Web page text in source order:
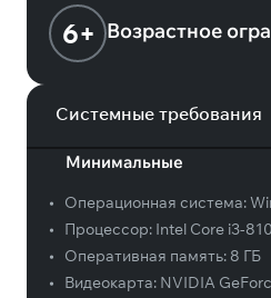
6+ Возрастное
Системные требования
Минимальные
• Операционная система:
•
Процессор: Intel Core i3-
•
Оперативная память: 8 ГБ
•
Видеокарта: NVIDIA